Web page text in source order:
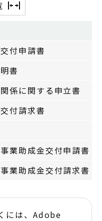
付申請書
書
係に関する申立書
付請求書
業助成金交付申請書
業助成金交付請求書
には、Adobe